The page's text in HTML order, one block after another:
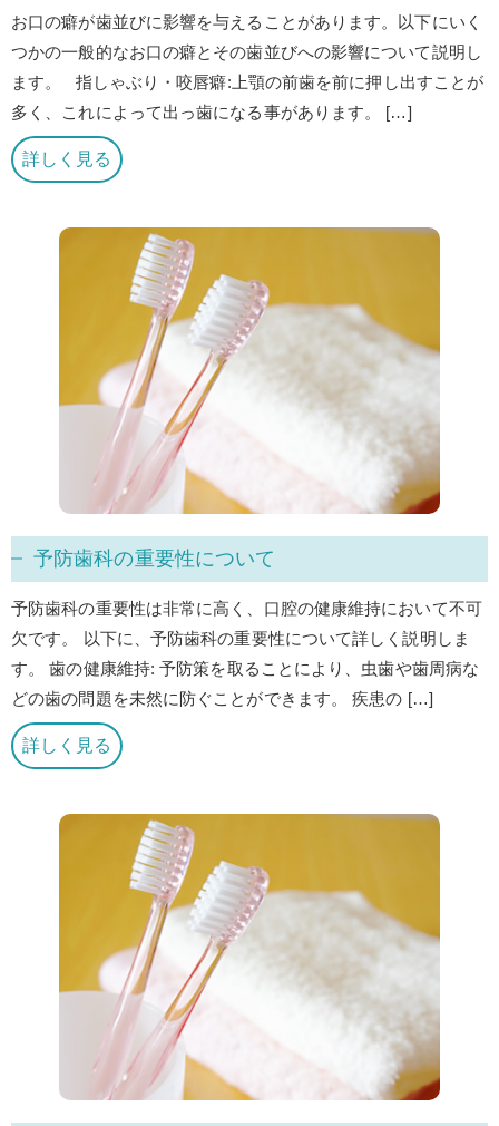
お口の癖が歯並びに影響を与えることがあります。以下にいく
つかの一般的なお口の癖とその歯並びへの影響について説明し
ます。 指しゃぶり・咬唇癖:上顎の前歯を前に押し出すことが
多く、これによって出っ歯になる事があります。 […]
詳しく見る
予防歯科の重要性について
予防歯科の重要性は非常に高く、口腔の健康維持において不可
欠です。 以下に、予防歯科の重要性について詳しく説明しま
す。 歯の健康維持: 予防策を取ることにより、虫歯や歯周病な
どの歯の問題を未然に防ぐことができます。 疾患の […]
詳しく見る